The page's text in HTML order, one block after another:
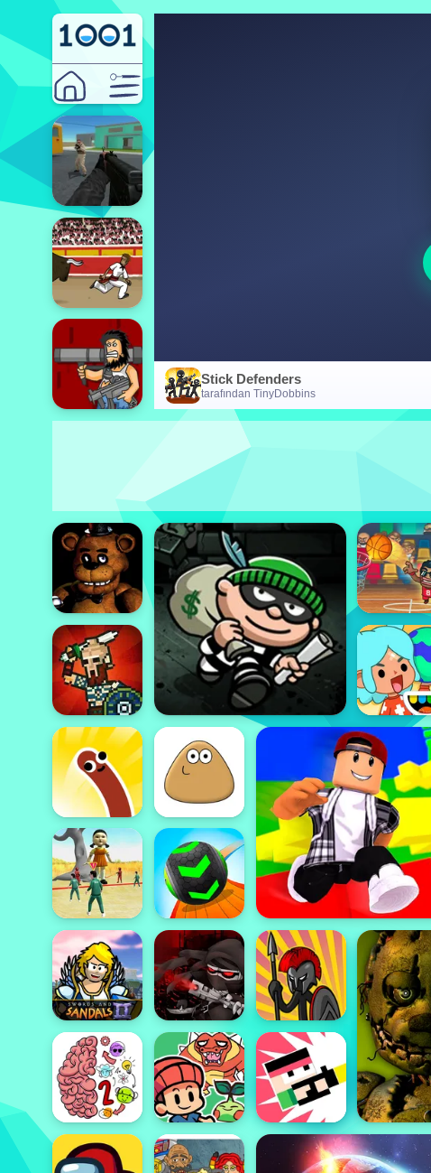
Stick Defenders
tarafından TinyDobbins